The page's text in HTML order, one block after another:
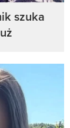
szuka